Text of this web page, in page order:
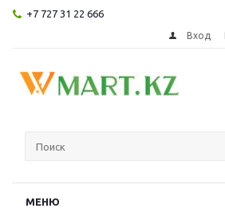
+7 727 31 22 666
Вход
МЕНЮ